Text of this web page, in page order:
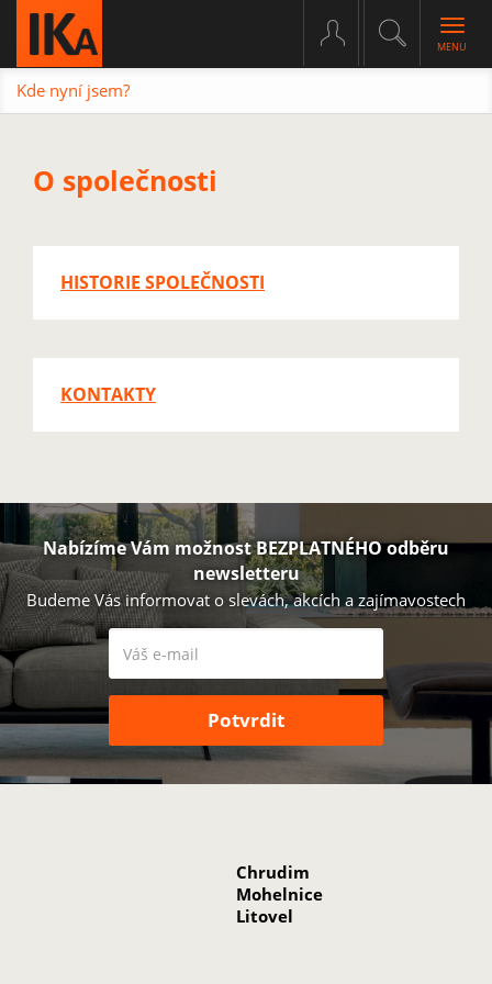
Kde nyní jsem?
O společnosti
HISTORIE SPOLEČNOSTI
KONTAKTY
Nabízíme Vám možnost BEZPLATNÉHO odběru
newsletteru
Budeme Vás informovat o slevách, akcích a zajímavostech
Chrudim
Mohelnice
Litovel